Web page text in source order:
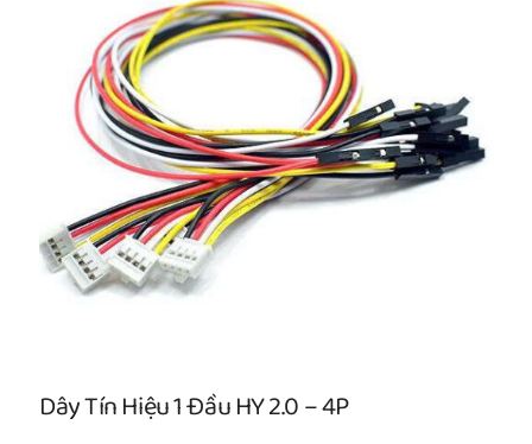
Dây Tín Hiệu 1 Đầu HY 2.0 – 4P